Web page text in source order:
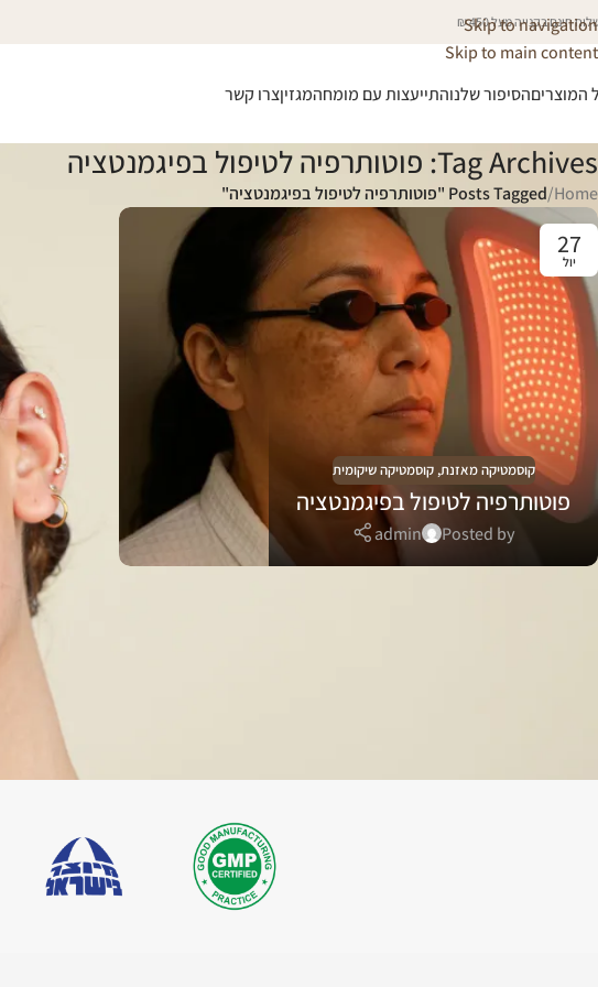
Skip to navigation
Skip to main content
חינם בקנייה מעל 450 ₪
המוצריםהסיפור שלנוהתייעצות עם מומחהמגזיןצרו קשר
Tag Archives: פוטותרפיה לטיפול בפיגמנטציה
Home
/Posts Tagged "פוטותרפיה לטיפול בפיגמנטציה"
27
יול
קוסמטיקה מאזנת,קוסמטיקה שיקומית
פוטותרפיה לטיפול בפיגמנטציה
Posted by
admin